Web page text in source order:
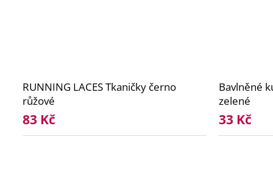
RUNNING LACES Tkaničky černo
růžové
83 Kč
Bavlněné
zelené
33 Kč